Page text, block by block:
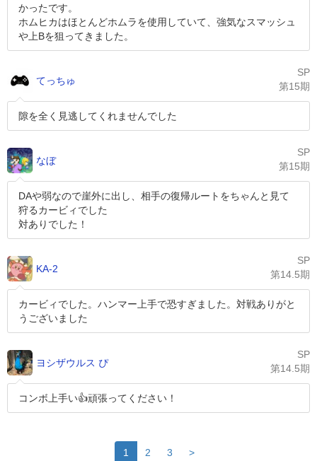
かったです。
ホムヒカはほとんどホムラを使用していて、強気なスマッシュ
や上Bを狙ってきました。
てっちゅ
SP
第15期
隙を全く見逃してくれませんでした
なぼ
SP
第15期
DAや弱なので崖外に出し、相手の復帰ルートをちゃんと見て
狩るカービィでした
対ありでした！
KA-2
SP
第14.5期
カービィでした。ハンマー上手で恐すぎました。対戦ありがと
うございました
ヨシザウルス ぴ
SP
第14.5期
コンボ上手い👍頑張ってください！
1 2 3 >